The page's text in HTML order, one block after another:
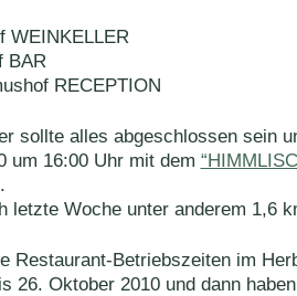
WEINKELLER
BAR
RECEPTION
sollte alles abgeschlossen sein
um 16:00 Uhr mit dem
.
letzte Woche unter anderem 1,6
Restaurant-Betriebszeiten im
26. Oktober 2010 und dann